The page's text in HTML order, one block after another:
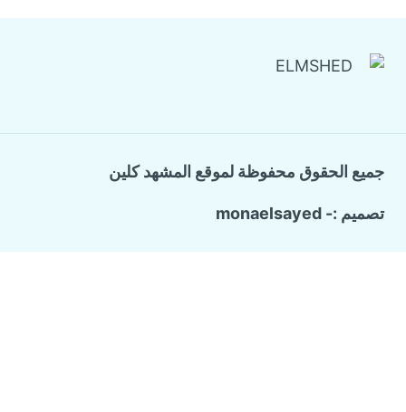
جميع الحقوق محفوظة لموقع المشهد كلين
تصميم :- monaelsayed